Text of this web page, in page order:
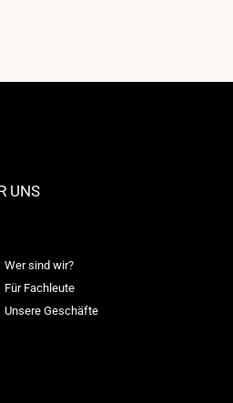
UNS
Wer sind wir?
Für Fachleute
Unsere Geschäfte